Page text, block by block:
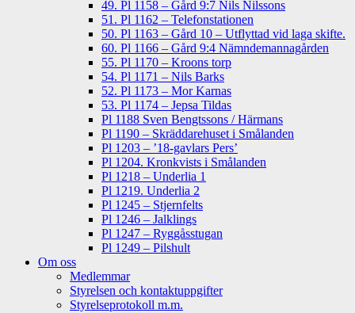
49. Pl 1158 – Gård 9:7 Nils Nilssons
51. Pl 1162 – Telefonstationen
50. Pl 1163 – Gård 10 – Utflyttad vid laga skifte.
60. Pl 1166 – Gård 9:4 Nämndemannagården
55. Pl 1170 – Kroons torp
54. Pl 1171 – Nils Barks
52. Pl 1173 – Mor Karnas
53. Pl 1174 – Jepsa Tildas
Pl 1188 Sven Bengtssons / Härmans
Pl 1190 – Skräddarehuset i Smålanden
Pl 1203 – ’18-gavlars Pers’
Pl 1204. Kronkvists i Smålanden
Pl 1218 – Underlia 1
Pl 1219. Underlia 2
Pl 1245 – Stjernfelts
Pl 1246 – Jalklings
Pl 1247 – Ryggåsstugan
Pl 1249 – Pilshult
Om oss
Medlemmar
Styrelsen och kontaktuppgifter
Styrelseprotokoll m.m.